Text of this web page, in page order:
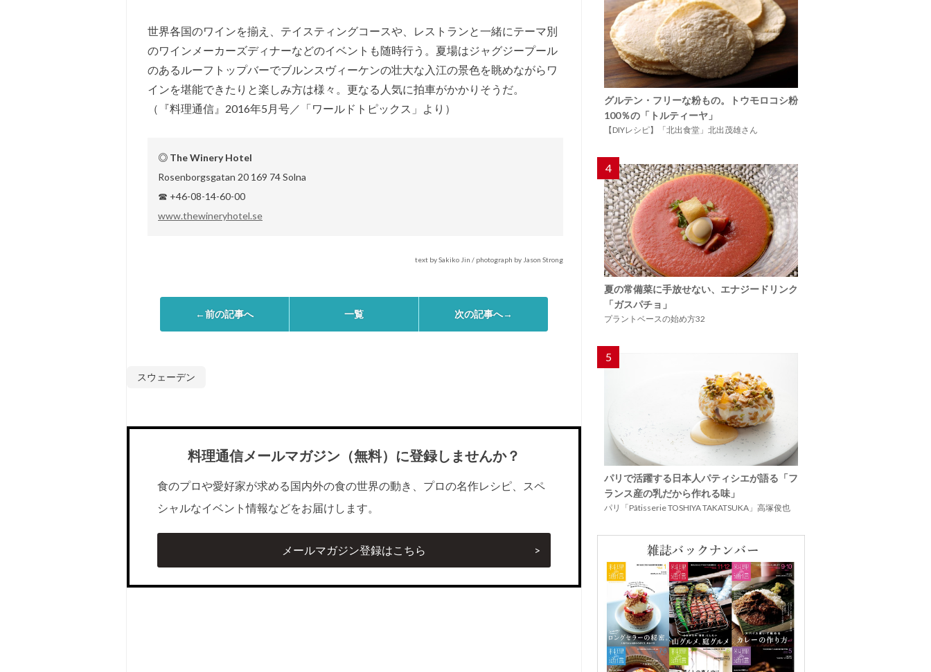
世界各国のワインを揃え、テイスティングコースや、レストランと一緒にテーマ別
のワインメーカーズディナーなどのイベントも随時行う。夏場はジャグジープール
のあるルーフトップバーでブルンスヴィーケンの壮大な入江の景色を眺めながらワ
インを堪能できたりと楽しみ方は様々。更なる人気に拍車がかかりそうだ。
（『料理通信』2016年5月号／「ワールドトピックス」より）
◎ The Winery Hotel
Rosenborgsgatan 20 169 74 Solna
☎ +46-08-14-60-00
www.thewineryhotel.se
text by Sakiko Jin / photograph by Jason Strong
←前の記事へ 一覧 次の記事へ→
スウェーデン
料理通信メールマガジン（無料）に登録しませんか？
食のプロや愛好家が求める国内外の食の世界の動き、プロの名作レシピ、スペ
シャルなイベント情報などをお届けします。
メールマガジン登録はこちら
グルテン・フリーな粉もの。トウモロコシ粉
100％の「トルティーヤ」
【DIYレシピ】「北出食堂」北出茂雄さん
4
夏の常備菜に手放せない、エナジードリンク
「ガスパチョ」
プラントベースの始め方32
5
パリで活躍する日本人パティシエが語る「フ
ランス産の乳だから作れる味」
パリ「Pâtisserie TOSHIYA TAKATSUKA」高塚俊也